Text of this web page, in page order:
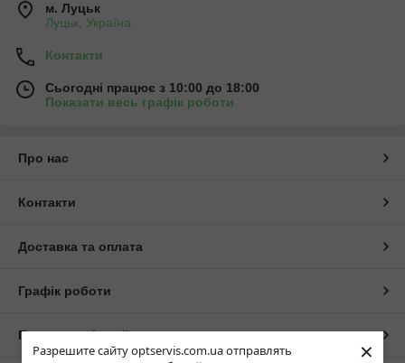
Разрешите сайту optservis.com.ua отправлять
×
м. Луцьк
Луцьк, Україна
Контакти
Сьогодні працює з 10:00 до 18:00
Показати весь графік роботи
Про нас
Контакти
Доставка та оплата
Графік роботи
Повна версія сайту